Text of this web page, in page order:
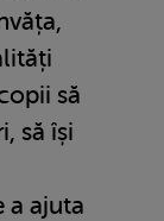
să
să își
a ajuta